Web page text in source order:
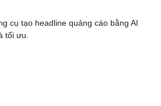
cụ tạo headline quảng cáo bằng AI
tối ưu.